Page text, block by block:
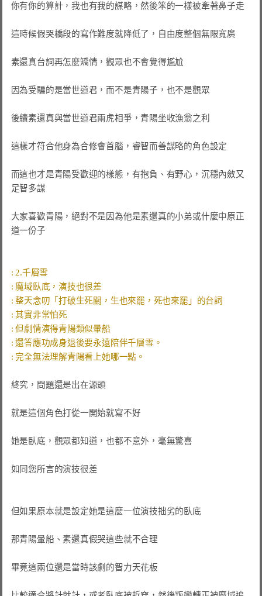
你有你的算計，我也有我的謀略，然後笨的一樣被牽著鼻子走
這時候假哭橋段的寫作難度就降低了，自由度整個無限寬廣
素還真台詞再怎麼矯情，觀眾也不會覺得尷尬
因為受騙的是當世道君，而不是青陽子，也不是觀眾
後續素還真與當世道君兩虎相爭，青陽坐收漁翁之利
這樣才符合他身為合修會首腦，睿智而善謀略的角色設定
而這也才是青陽受歡迎的樣態，有抱負、有野心，沉穩內斂又
足智多謀
大家喜歡青陽，絕對不是因為他是素還真的小弟或什麼中原正
道一份子
終究，問題還是出在源頭
就是這個角色打從一開始就寫不好
她是臥底，觀眾都知道，也都不意外，毫無驚喜
如同您所言的演技很差
但如果原本就是設定她是這麼一位演技拙劣的臥底
那青陽暈船、素還真假哭這些就不合理
畢竟這兩位還是當時該劇的智力天花板